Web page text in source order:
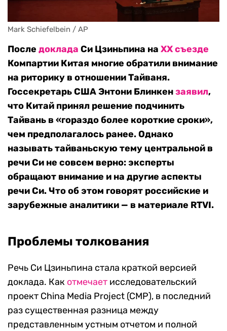
Mark Schiefelbein / AP
После доклада Си Цзиньпина на XX съезде
Компартии Китая многие обратили внимание
на риторику в отношении Тайваня.
Госсекретарь США Энтони Блинкензаявил,
что Китай принял решение подчинить
Тайвань в «гораздо более короткие сроки»,
чем предполагалось ранее. Однако
называть тайваньскую тему центральной в
речи Си не совсем верно: эксперты
обращают внимание и на другие аспекты
речи Си. Что об этом говорят российские и
зарубежные аналитики — в материале RTVI.
Проблемы толкования
Речь Си Цзиньпина стала краткой версией
доклада. Как отмечает исследовательский
проект China Media Project (CMP), в последний
раз существенная разница между
представленным устным отчетом и полной